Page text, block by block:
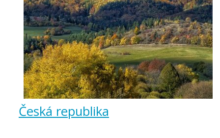
Česká republika